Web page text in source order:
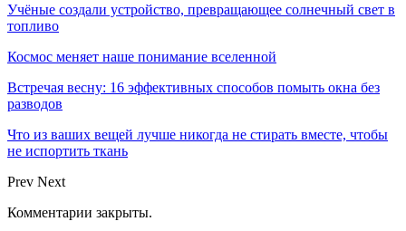
Учёные создали устройство, превращающее солнечный свет в
топливо
Космос меняет наше понимание вселенной
Встречая весну: 16 эффективных способов помыть окна без
разводов
Что из ваших вещей лучше никогда не стирать вместе, чтобы
не испортить ткань
Prev Next
Комментарии закрыты.